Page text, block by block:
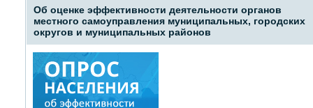
Об оценке эффективности деятельности органов
местного самоуправления муниципальных, городских
округов и муниципальных районов